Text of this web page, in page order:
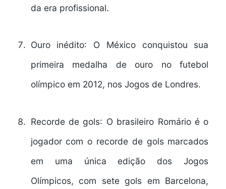
da era profissional.
Ouro inédito: O México conquistou sua
primeira medalha de ouro no futebol
olímpico em 2012, nos Jogos de Londres.
Recorde de gols: O brasileiro Romário é o
jogador com o recorde de gols marcados
em uma única edição dos Jogos
Olímpicos, com sete gols em Barcelona,